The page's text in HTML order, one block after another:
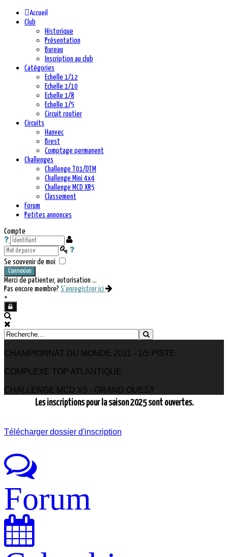
Accueil
Club
Historique
Présentation
Bureau
Inscription au club
Catégories
Echelle 1/12
Echelle 1/10
Echelle 1/8
Echelle 1/5
Circuit routier
Circuits
Hanvec
Brest
Comptage permanent
Challenges
Challenge T01/DTM
Challenge Mini 4x4
Challenge MCD XR5
Classement
Forum
Petites annonces
Compte
Se souvenir de moi
Connexion
Merci de patienter, autorisation ...
Pas encore membre? S'enregistrer ici
×
CHAMPIONNAT DU MONDE 2011 - 1/5 PISTE
COMPLEXE TOP ATLANTIQUE
CHALLENGE MCD X5 - GRAND OUEST
Les inscriptions pour la saison 2025 sont ouvertes.
Télécharger dossier d'inscription
Forum
précédente
précédent
suivante
suivant